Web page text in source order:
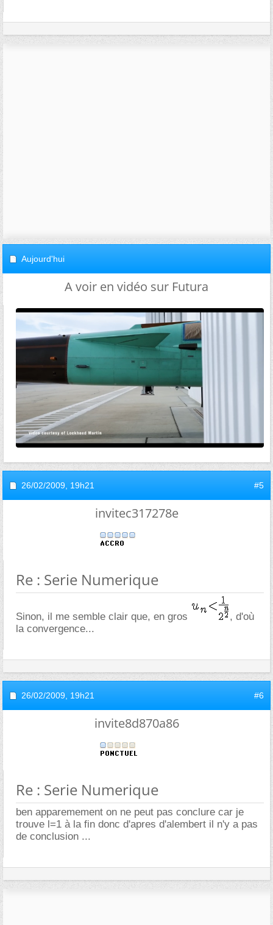
Aujourd'hui
A voir en vidéo sur Futura
26/02/2009, 19h21 #5
invitec317278e
Re : Serie Numerique
Sinon, il me semble clair que, en gros
, d'où
la convergence...
26/02/2009, 19h21 #6
invite8d870a86
Re : Serie Numerique
ben apparemement on ne peut pas conclure car je
trouve l=1 à la fin donc d'apres d'alembert il n'y a pas
de conclusion ...